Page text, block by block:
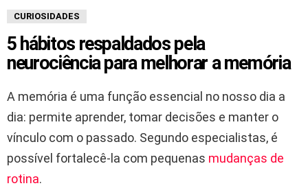
CURIOSIDADES
5 hábitos respaldados pela
neurociência para melhorar a memória
A memória é uma função essencial no nosso dia a
dia: permite aprender, tomar decisões e manter o
vínculo com o passado. Segundo especialistas, é
possível fortalecê-la com pequenas mudanças de
rotina.